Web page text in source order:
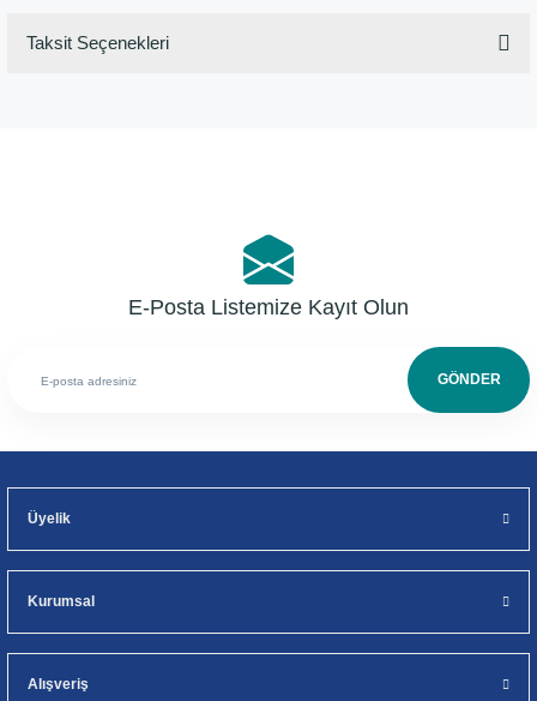
Taksit Seçenekleri
E-Posta Listemize Kayıt Olun
GÖNDER
Üyelik
Kurumsal
Alışveriş